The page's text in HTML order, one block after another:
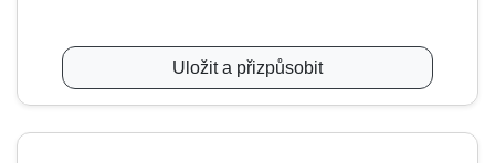
Uložit a přizpůsobit